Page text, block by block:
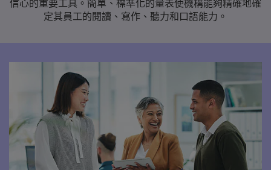
信心的重要工具。簡單、標準化的量表使機構能夠精確地確
定其員工的閱讀、寫作、聽力和口語能力。